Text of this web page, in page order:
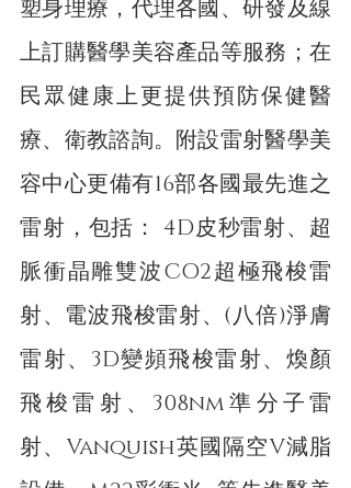
塑身理療，代理各國、研發及線
上訂購醫學美容產品等服務；在
民眾健康上更提供預防保健醫
療、衛教諮詢。附設雷射醫學美
容中心更備有16部各國最先進之
雷射，包括： 4D皮秒雷射、超
脈衝晶雕雙波CO2超極飛梭雷
射、電波飛梭雷射、(八倍)淨膚
雷射、3D變頻飛梭雷射、煥顏
飛梭雷射、308nm準分子雷
射、Vanquish英國隔空V減脂